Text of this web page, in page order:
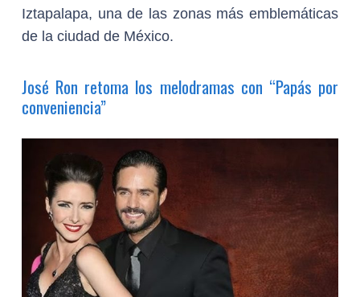
Iztapalapa, una de las zonas más emblemáticas
de la ciudad de México.
José Ron retoma los melodramas con “Papás por
conveniencia”